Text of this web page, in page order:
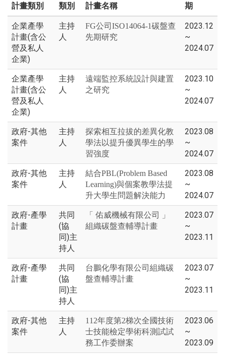
計畫類別 類別 計畫名稱
期
企業產學
計畫(含公
營及私人
企業)
主持
人
FG公司ISO14064-1碳盤查
先期研究
2023.12
~
2024.07
企業產學
計畫(含公
營及私人
企業)
主持
人
遠端監控系統設計與建置
之研究
2023.10
~
2024.07
政府-其他
案件
主持
人
探索相互拉拔的差異化教
學法以提升優異學生的學
習強度
2023.08
~
2024.07
政府-其他
案件
主持
人
結合PBL(Problem Based
Learning)與個案教學法提
升大學生問題解決能力
2023.08
~
2024.07
政府-產學
計畫
共同
(協
同)主
持人
「 佑威機械有限公司 」
組織碳盤查輔導計畫
2023.07
~
2023.11
政府-產學
計畫
共同
(協
同)主
持人
台鵬化學有限公司組織碳
盤查輔導計畫
2023.07
~
2023.11
政府-其他
案件
主持
人
112年度第2梯次全國技術
士技能檢定學術科測試試
務工作委辦案
2023.06
~
2023.09